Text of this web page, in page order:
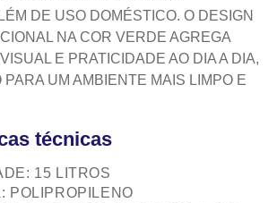
DE USO DOMÉSTICO. O DESIGN
NA COR VERDE AGREGA
E PRATICIDADE AO DIA A DIA,
UM AMBIENTE MAIS LIMPO E
técnicas
15 LITROS
POLIPROPILENO